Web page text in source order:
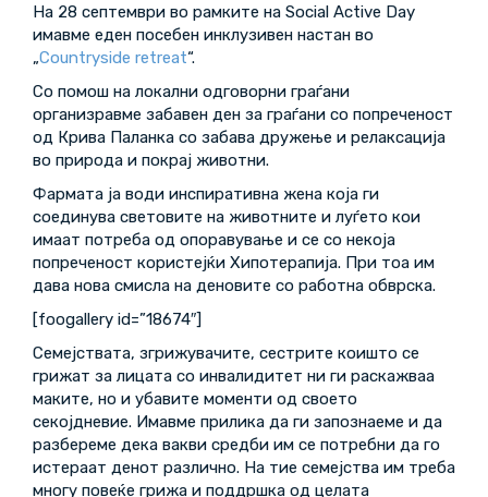
На 28 септември во рамките на Social Active Day
имавме еден посебен инклузивен настан во
„Countryside retreat“.
Со помош на локални одговорни граѓани
организравме забавен ден за граѓани со попреченост
од Крива Паланка со забава дружење и релаксација
во природа и покрај животни.
Фармата ја води инспиративна жена која ги
соединува световите на животните и луѓето кои
имаат потреба од опоравување и се со некоја
попреченост користејќи Хипотерапија. При тоа им
дава нова смисла на деновите со работна обврска.
[foogallery id=”18674″]
Семејствата, згрижувачите, сестрите коишто се
грижат за лицата со инвалидитет ни ги раскажваа
маките, но и убавите моменти од своето
секојдневие. Имавме прилика да ги запознаеме и да
разбереме дека вакви средби им се потребни да го
истераат денот различно. На тие семејства им треба
многу повеќе грижа и поддршка од целата